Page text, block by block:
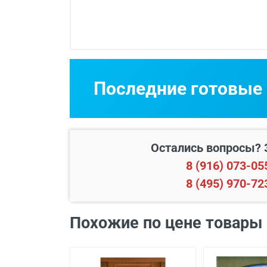
Бесплатный
Последние
Остались вопросы?
8 (916) 073-
8 (495) 970-
Похожие по цене товары